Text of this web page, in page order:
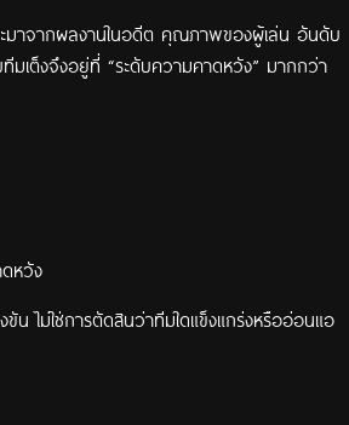
ะมาจากผลงานในอดีต คุณภาพของผู้เล่น อันดับ
เต็งจึงอยู่ที่ “ระดับความคาดหวัง” มากกว่า
หวัง
ไม่ใช่การตัดสินว่าทีมใดแข็งแกร่งหรืออ่อนแอ